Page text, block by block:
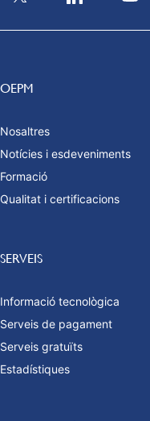
OEPM
Nosaltres
Notícies i esdeveniments
Formació
Qualitat i certificacions
SERVEIS
Informació tecnològica
Serveis de pagament
Serveis gratuïts
Estadístiques